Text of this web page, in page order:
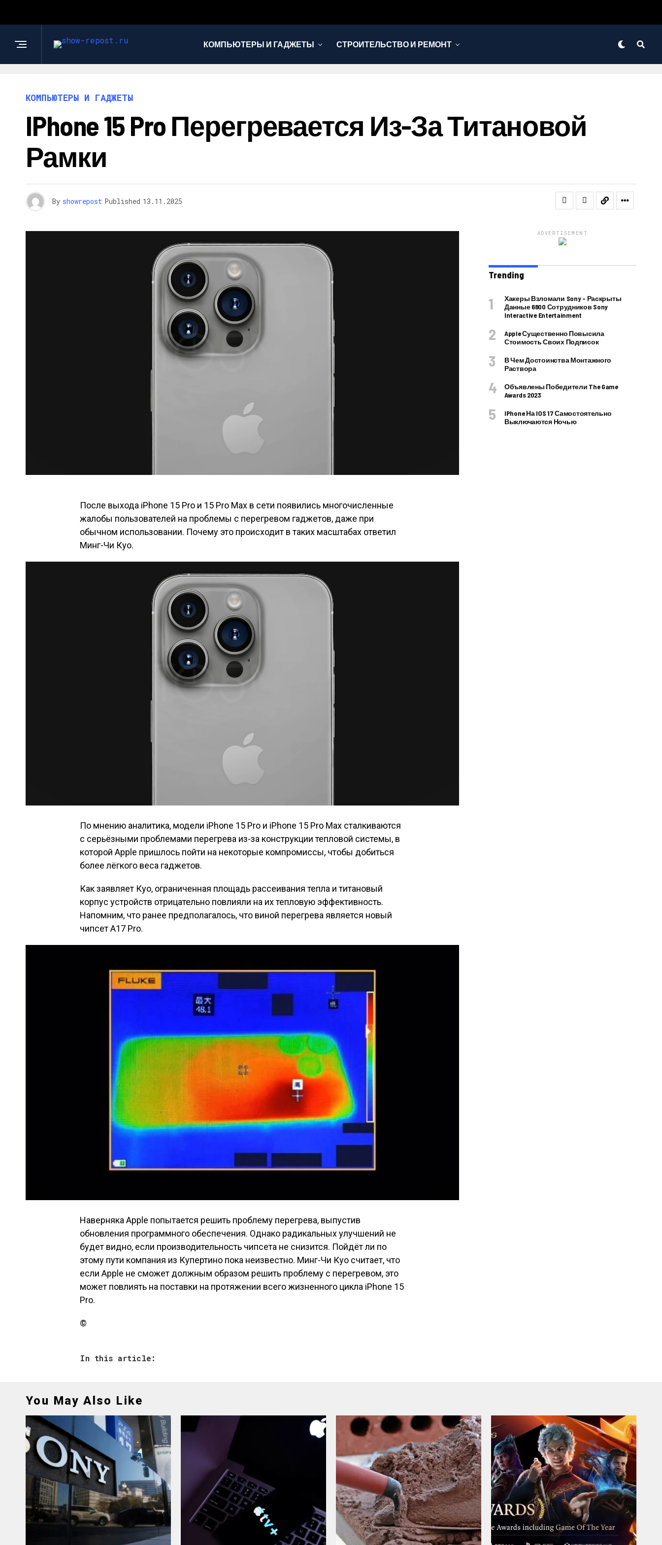
КОМПЬЮТЕРЫ И ГАДЖЕТЫ СТРОИТЕЛЬСТВО И РЕМОНТ
КОМПЬЮТЕРЫ И ГАДЖЕТЫ
IPhone 15 Pro Перегревается Из-За Титановой
Рамки
By showrepost Published 13.11.2025
После выхода iPhone 15 Pro и 15 Pro Max в сети появились многочисленные
жалобы пользователей на проблемы с перегревом гаджетов, даже при
обычном использовании. Почему это происходит в таких масштабах ответил
Минг-Чи Куо.
По мнению аналитика, модели iPhone 15 Pro и iPhone 15 Pro Max сталкиваются
с серьёзными проблемами перегрева из-за конструкции тепловой системы, в
которой Apple пришлось пойти на некоторые компромиссы, чтобы добиться
более лёгкого веса гаджетов.
Как заявляет Куо, ограниченная площадь рассеивания тепла и титановый
корпус устройств отрицательно повлияли на их тепловую эффективность.
Напомним, что ранее предполагалось, что виной перегрева является новый
чипсет A17 Pro.
Наверняка Apple попытается решить проблему перегрева, выпустив
обновления программного обеспечения. Однако радикальных улучшений не
будет видно, если производительность чипсета не снизится. Пойдёт ли по
этому пути компания из Купертино пока неизвестно. Минг-Чи Куо считает, что
если Apple не сможет должным образом решить проблему с перегревом, это
может повлиять на поставки на протяжении всего жизненного цикла iPhone 15
Pro.
©
In this article:
ADVERTISEMENT
Trending
Хакеры Взломали Sony – Раскрыты
Данные 6800 Сотрудников Sony
Interactive Entertainment
Apple Существенно Повысила
Стоимость Своих Подписок
В Чем Достоинства Монтажного
Раствора
Объявлены Победители The Game
Awards 2023
IPhone На IOS 17 Самостоятельно
Выключаются Ночью
You May Also Like